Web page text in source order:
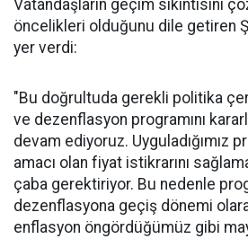
Vatandaşların geçim sıkıntısını
öncelikleri olduğunu dile getiren
yer verdi:
"Bu doğrultuda gerekli politika
ve dezenflasyon programını
devam ediyoruz. Uyguladığımız
amacı olan fiyat istikrarını
çaba gerektiriyor. Bu nedenle
dezenflasyona geçiş dönemi
enflasyon öngördüğümüz gibi